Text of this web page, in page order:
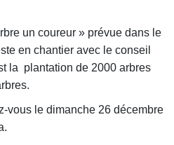
un coureur » prévue dans le
en chantier avec le conseil
la plantation de 2000 arbres
vous le dimanche 26 décembre